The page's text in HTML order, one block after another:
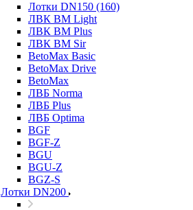
Лотки DN150 (160)
ЛВК ВМ Light
ЛВК ВМ Plus
ЛВК ВМ Sir
BetoMax Basic
BetoMax Drive
BetoMax
ЛВБ Norma
ЛВБ Plus
ЛВБ Optima
BGF
BGF-Z
BGU
BGU-Z
BGZ-S
Лотки DN200